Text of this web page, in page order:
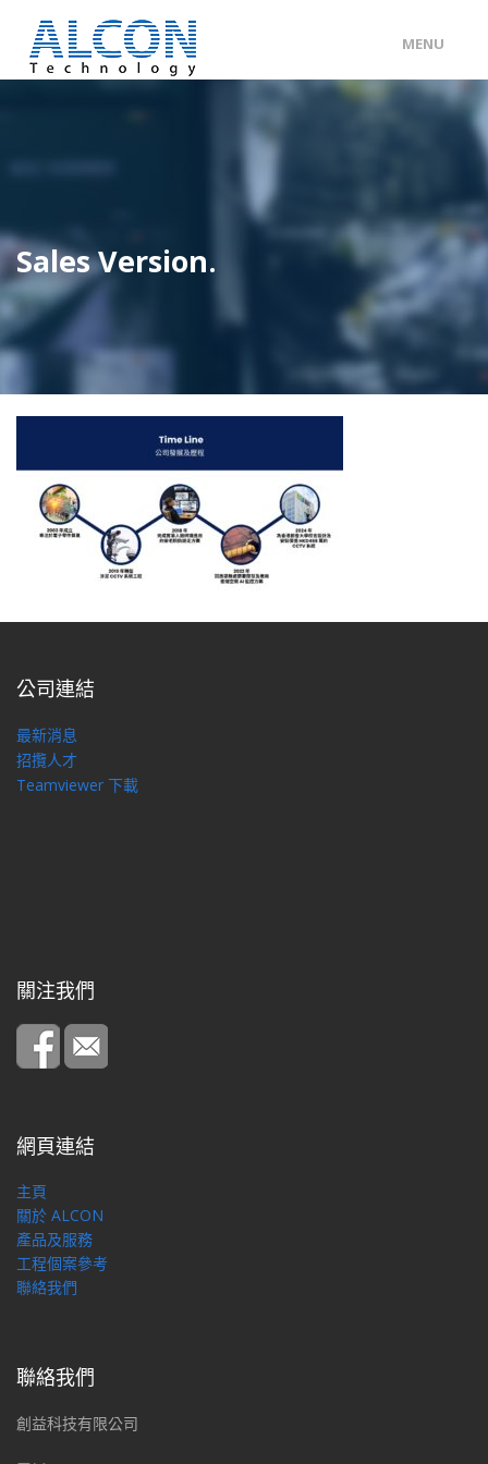
MENU
ENG / 中文
產品及服務
工程個案
聯絡我們
Sales Version.
公司連結
最新消息
招攬人才
Teamviewer 下載
關注我們
網頁連結
主頁
關於 ALCON
產品及服務
工程個案參考
聯絡我們
聯絡我們
創益科技有限公司